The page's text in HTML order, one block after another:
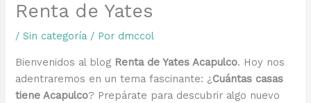
Renta de Yates
/Sin categoría / Por dmccol
Bienvenidos al blog Renta de Yates Acapulco. Hoy nos
adentraremos en un tema fascinante: ¿Cuántas casas
tiene Acapulco? Prepárate para descubrir algo nuevo